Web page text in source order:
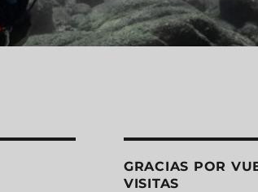
GRACIAS POR
VISITAS